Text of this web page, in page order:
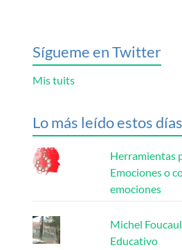
Sígueme en Twitter
Mis tuits
Lo más leído estos días
Herramientas
Emociones o
emociones
Michel
Educativo